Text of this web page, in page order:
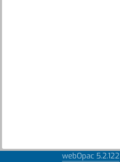
webOpac 5.2.122